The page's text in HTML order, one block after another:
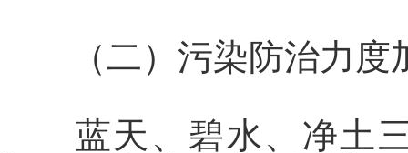
（二）污染防治力
蓝天、碧水、净土